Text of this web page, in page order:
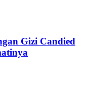
Gizi Candied